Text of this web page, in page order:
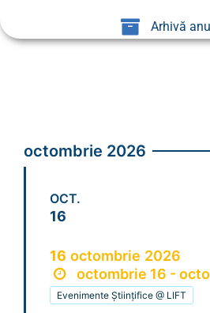
Arhivă
octombrie 2026
OCT.
16
16 octombrie 2026
octombrie 16 -
Evenimente Științifice @ LIFT